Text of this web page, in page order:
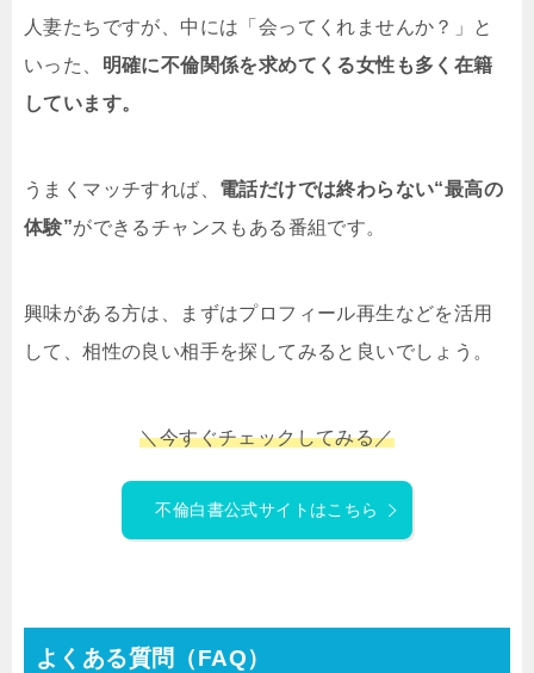
人妻たちですが、中には「会ってくれませんか？」と
いった、 明確に不倫関係を求めてくる女性も多く在籍
しています。
うまくマッチすれば、 電話だけでは終わらない“最高の
体験”ができるチャンスもある番組です。
興味がある方は、まずはプロフィール再生などを活用
して、相性の良い相手を探してみると良いでしょう。
＼今すぐチェックしてみる／
不倫白書公式サイトはこちら
よくある質問（FAQ）